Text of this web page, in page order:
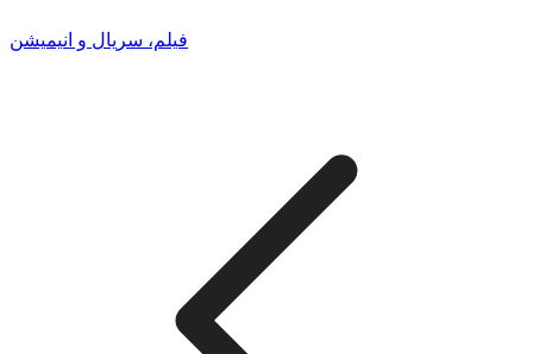
فیلم، سریال و انیمیشن